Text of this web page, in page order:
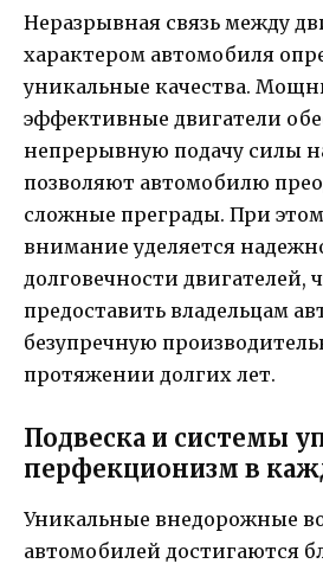
Неразрывная связь между
характером автомобиля
уникальные качества.
эффективные двигатели
непрерывную подачу силы
позволяют автомобилю
сложные преграды. При
внимание уделяется
долговечности двигателей,
предоставить владельцам
безупречную
протяжении долгих лет.
Подвеска и системы
перфекционизм в
Уникальные внедорожные
автомобилей достигаются